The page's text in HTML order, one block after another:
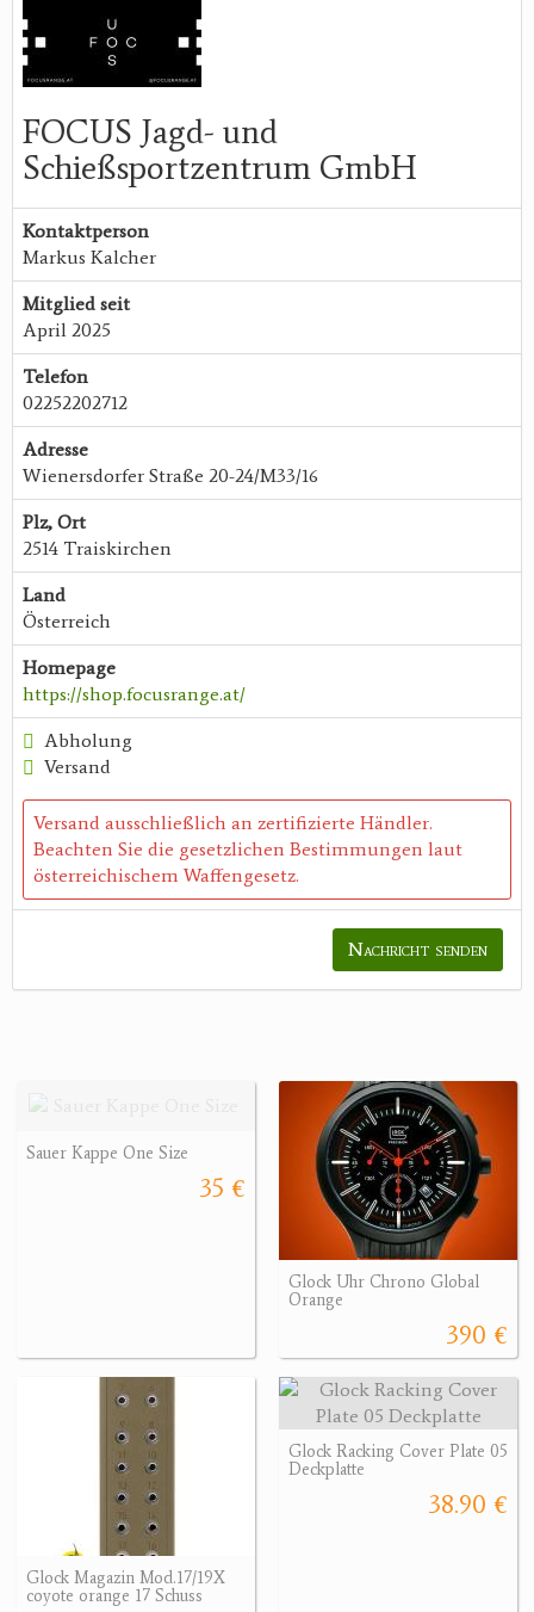
FOCUS Jagd- und
Schießsportzentrum GmbH
Kontaktperson
Markus Kalcher
Mitglied seit
April 2025
Telefon
02252202712
Adresse
Wienersdorfer Straße 20-24/M33/16
Plz, Ort
2514 Traiskirchen
Land
Österreich
Homepage
https://shop.focusrange.at/
Abholung
Versand
Versand ausschließlich an zertifizierte Händler.
Beachten Sie die gesetzlichen Bestimmungen laut
österreichischem Waffengesetz.
Nachricht senden
Sauer Kappe One Size
35 €
Glock Uhr Chrono Global
Orange
390 €
Glock Magazin Mod.17/19X
coyote orange 17 Schuss
Glock Racking Cover Plate 05
Deckplatte
38.90 €